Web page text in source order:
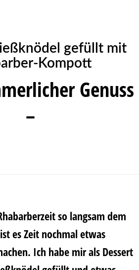
gefüllt mit
Kompott
Genuss
–
so langsam dem
es Zeit nochmal etwas
Ich habe mir als Dessert